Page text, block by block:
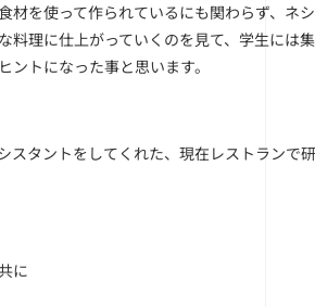
材を使って作られているにも関わらず、ネ
料理に仕上がっていくのを見て、学生には
ントになった事と思います。
スタントをしてくれた、現在レストラン
に